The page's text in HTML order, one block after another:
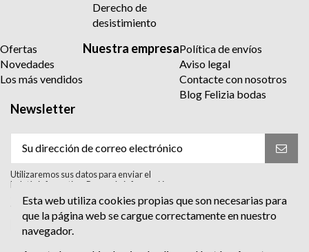
Derecho de
desistimiento
Ofertas
Novedades
Los más vendidos
Nuestra empresaPolítica de envíos
Aviso legal
Contacte con nosotros
Blog Felizia bodas
Newsletter
Utilizaremos sus datos para enviar el
boletín informativo. Para más información
sobre el tratamiento y sus derechos,
consulte la política de privacidad.
Acepto el tratamiento para enviar el
boletín informativo. He leído y Acepto
Esta web utiliza cookies propias que son necesarias para
que la página web se cargue correctamente en nuestro
navegador.